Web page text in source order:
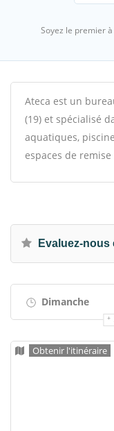
Soyez le premier
Ateca est un
(19) et spécialisé
aquatiques,
espaces de
Evaluez-nous
Dimanche
Obtenir l'itinéraire